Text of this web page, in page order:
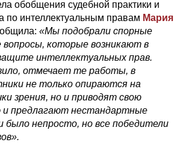
обобщения судебной практики и
по интеллектуальным правам Мария
«Мы подобрали спорные
вопросы, которые возникают в
интеллектуальных прав.
отмечает те работы, в
не только опираются на
зрения, но и приводят свою
и предлагают нестандартные
непросто, но все победители